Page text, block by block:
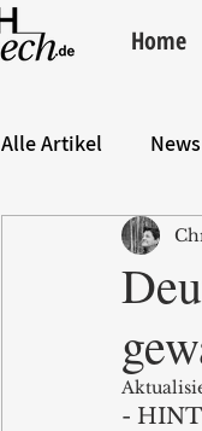
Home
Alle Artikel News
Hintergrund
-